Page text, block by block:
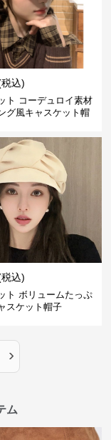
込)
ト コーデュロイ素材
グ風キャスケット帽
込)
ト ボリュームたっぷ
スケット帽子
›
ム